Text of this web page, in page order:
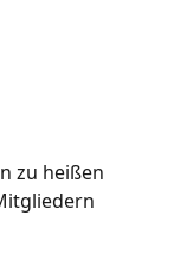
zu heißen